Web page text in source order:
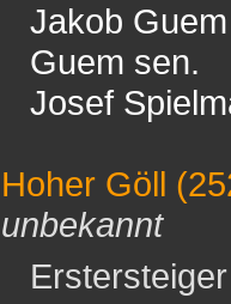
Jakob Guem
Guem sen.
Josef
Hoher Göll
unbekannt